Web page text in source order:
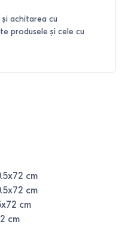
achitarea cu
produsele și cele cu
cm
cm
cm
cm